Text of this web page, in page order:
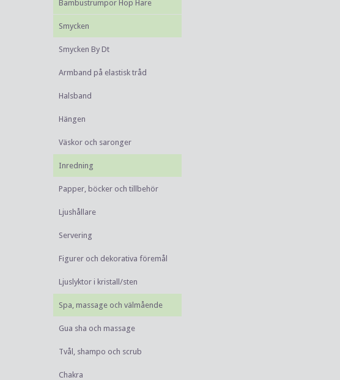
Bambustrumpor Hop Hare
Smycken
Smycken By Dt
Armband på elastisk tråd
Halsband
Hängen
Väskor och saronger
Inredning
Papper, böcker och tillbehör
Ljushållare
Servering
Figurer och dekorativa föremål
Ljuslyktor i kristall/sten
Spa, massage och välmående
Gua sha och massage
Tvål, shampo och scrub
Chakra